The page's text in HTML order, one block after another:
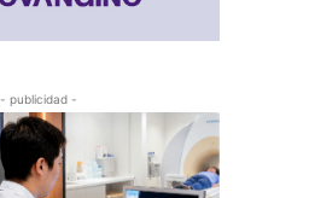
- publicidad -